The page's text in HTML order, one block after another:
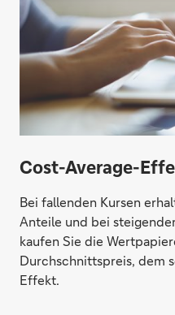
Cost-Average-
Bei fallenden Kursen
Anteile und bei
kaufen Sie die
Durchschnittspreis, dem
Effekt.